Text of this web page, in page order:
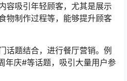
容吸引年轻顾客，尤其是展示
物制作过程等，能够提升顾客
话题结合，进行餐厅营销。例
年庆#等话题，吸引大量用户参